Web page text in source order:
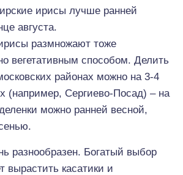
ирисы лучше ранней
августа.
размножают тоже
вегетативным способом. Делить
районах можно на 3-4
(например, Сергиево-Посад) – на
можно ранней весной,
разнообразен. Богатый выбор
вырастить касатики и